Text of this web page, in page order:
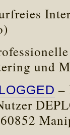
und
–